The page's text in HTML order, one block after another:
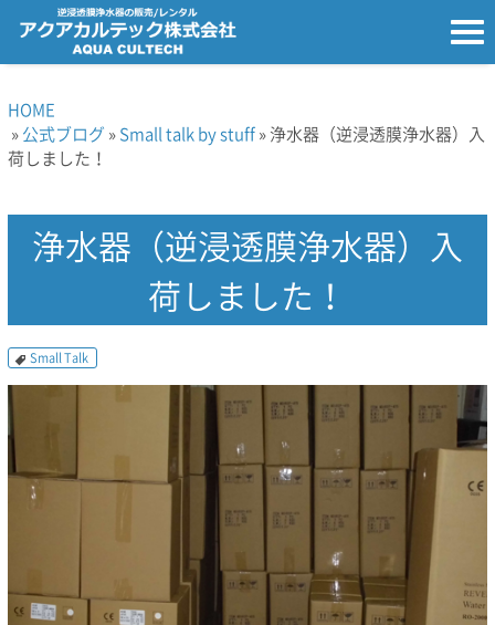
HOME
»公式ブログ »Small talk by stuff» 浄水器（逆浸透膜浄水器）入
荷しました！
浄水器（逆浸透膜浄水器）入
荷しました！
Small Talk